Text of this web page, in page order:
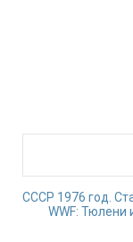
СССР 1976 год.
WWF: Тюлени